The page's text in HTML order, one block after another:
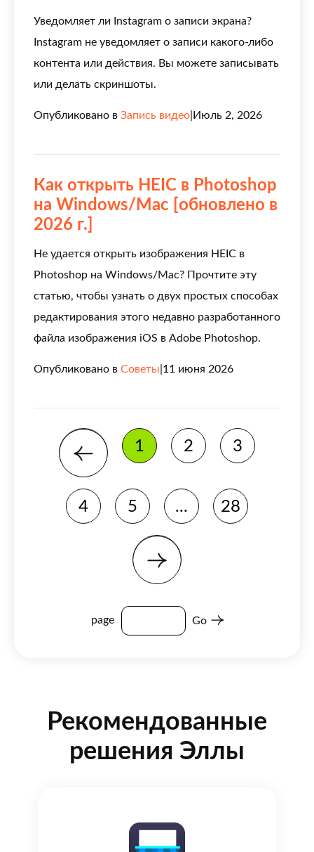
Уведомляет ли Instagram о записи экрана?
Instagram не уведомляет о записи какого-либо
контента или действия. Вы можете записывать
или делать скриншоты.
Опубликовано в Запись видео Июль 2, 2026
Как открыть HEIC в Photoshop
на Windows/Mac [обновлено в
2026 г.]
Не удается открыть изображения HEIC в
Photoshop на Windows/Mac? Прочтите эту
статью, чтобы узнать о двух простых способах
редактирования этого недавно разработанного
файла изображения iOS в Adobe Photoshop.
Опубликовано в Советы 11 июня 2026
1 2 3
4 5 ... 28
page Go
Рекомендованные
решения Эллы